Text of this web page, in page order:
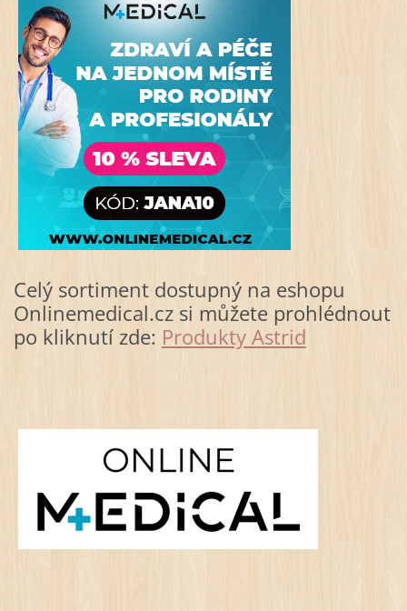
Celý sortiment dostupný na eshopu
Onlinemedical.cz si můžete prohlédnout
po kliknutí zde: Produkty Astrid